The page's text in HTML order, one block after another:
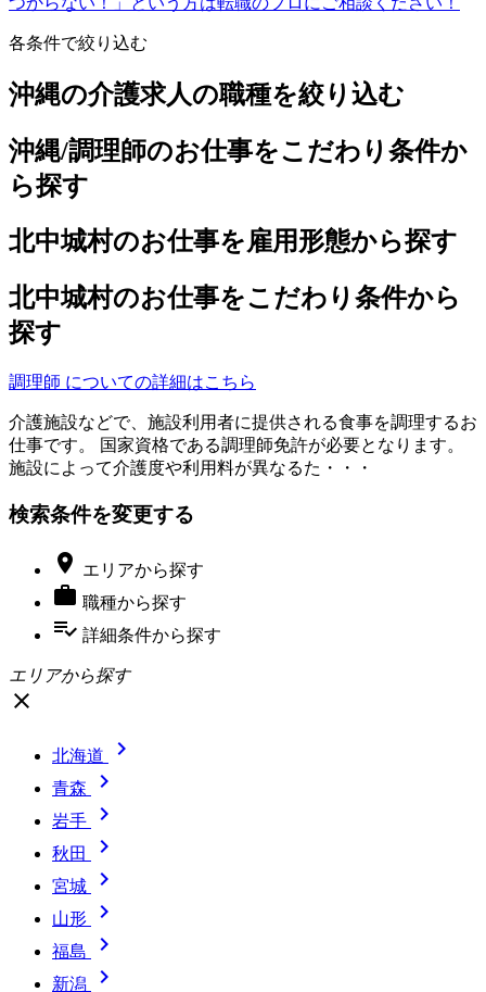
各条件で絞り込む
沖縄の介護求人の職種を絞り込む
沖縄/調理師のお仕事をこだわり条件か
ら探す
北中城村のお仕事を雇用形態から探す
北中城村のお仕事をこだわり条件から
探す
調理師 についての詳細はこちら
介護施設などで、施設利用者に提供される食事を調理するお
仕事です。 国家資格である調理師免許が必要となります。
施設によって介護度や利用料が異なるた・・・
検索条件を変更する
 エリアから探す
 職種から探す
playlist_add_check 詳細条件から探す
エリアから探す
close
北海道 
青森 
岩手 
秋田 
宮城 
山形 
福島 
新潟 